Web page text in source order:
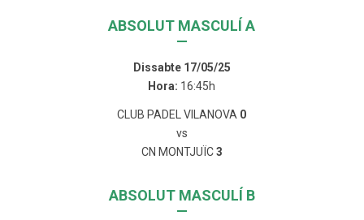
ABSOLUT MASCULÍ A
—
Dissabte 17/05/25
Hora: 16:45h
CLUB PADEL VILANOVA 0
vs
CN MONTJUÏC3
ABSOLUT MASCULÍ B
—